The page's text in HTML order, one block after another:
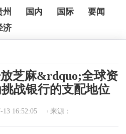
州 国内 国际
要闻
济
芝麻&rdquo;全球资
战银行的支配地位
13 16:52:05 来源：